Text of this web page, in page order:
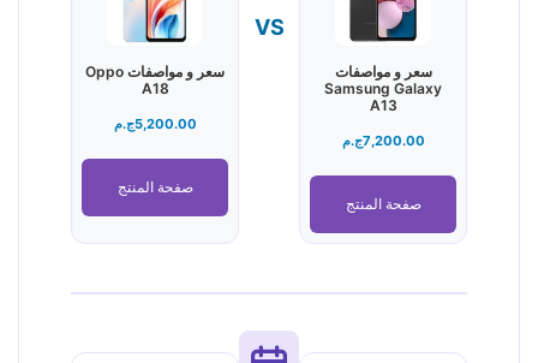
سعر و مواصفات
Samsung Galaxy
A13
ج.م7,200.00
صفحة المنتج
VS
سعر و مواصفات Oppo
A18
ج.م5,200.00
صفحة المنتج